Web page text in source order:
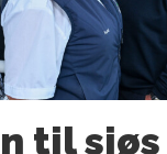
til